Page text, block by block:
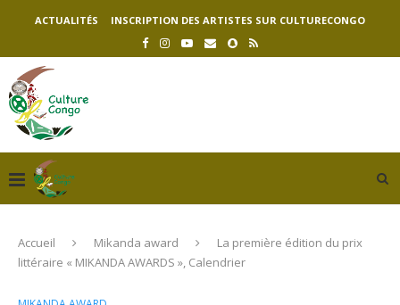
ACTUALITÉS INSCRIPTION DES ARTISTES SUR CULTURECONGO
Accueil Mikanda award
La première édition du prix
littéraire « MIKANDA AWARDS », Calendrier